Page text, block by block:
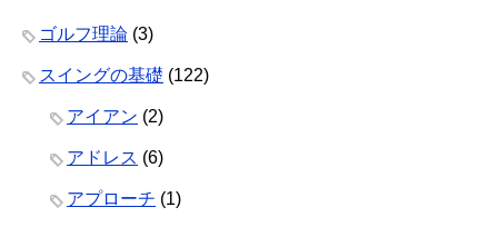
ゴルフ理論 (3)
スイングの基礎 (122)
アイアン (2)
アドレス (6)
アプローチ (1)